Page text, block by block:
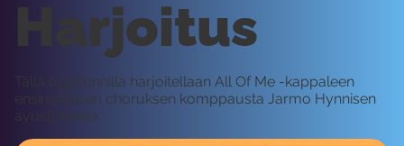
Harjoitus
Tällä oppitunnilla harjoitellaan All Of Me -kappaleen
ensimmäisen choruksen komppausta Jarmo Hynnisen
avustuksella.